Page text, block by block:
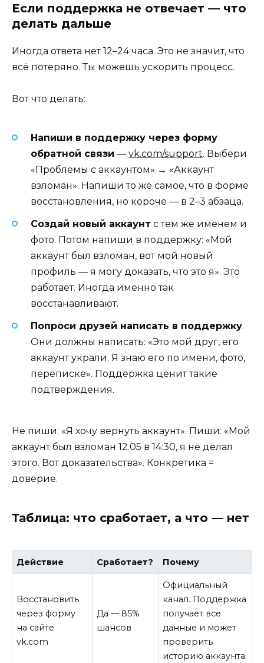
Если поддержка не отвечает — что
делать дальше
Иногда ответа нет 12–24 часа. Это не значит, что
всё потеряно. Ты можешь ускорить процесс.
Вот что делать:
Напиши в поддержку через форму
обратной связи — vk.com/support. Выбери
«Проблемы с аккаунтом» → «Аккаунт
взломан». Напиши то же самое, что в форме
восстановления, но короче — в 2–3 абзаца.
Создай новый аккаунт с тем же именем и
фото. Потом напиши в поддержку: «Мой
аккаунт был взломан, вот мой новый
профиль — я могу доказать, что это я». Это
работает. Иногда именно так
восстанавливают.
Попроси друзей написать в поддержку.
Они должны написать: «Это мой друг, его
аккаунт украли. Я знаю его по имени, фото,
переписке». Поддержка ценит такие
подтверждения.
Не пиши: «Я хочу вернуть аккаунт». Пиши: «Мой
аккаунт был взломан 12.05 в 14:30, я не делал
этого. Вот доказательства». Конкретика =
доверие.
Таблица: что сработает, а что — нет
Действие Сработает? Почему
Восстановить
через форму
на сайте
vk.com
Да — 85%
шансов
Официальный
канал. Поддержка
получает все
данные и может
проверить
историю аккаунта.